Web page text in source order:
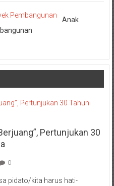
Anak
Pertunjukan 30
0
pidato/kita harus hati-